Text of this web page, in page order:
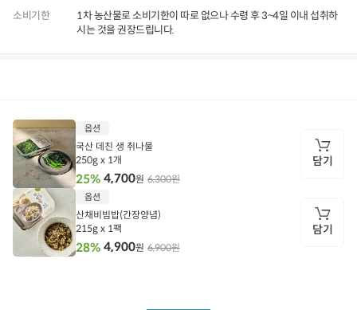
소비기한
1차 농산물로 소비기한이 따로 없으나 수령 후 3~4일 이내 섭취하
시는 것을 권장드립니다.
상
품
정
보
담
옵션
국산 데친 생 취나물
250g x 1개
6,300원
25% 4,700원
담기
담
옵션
산채비빔밥(간장양념)
215g x 1팩
6,900원
28% 4,900원
담기